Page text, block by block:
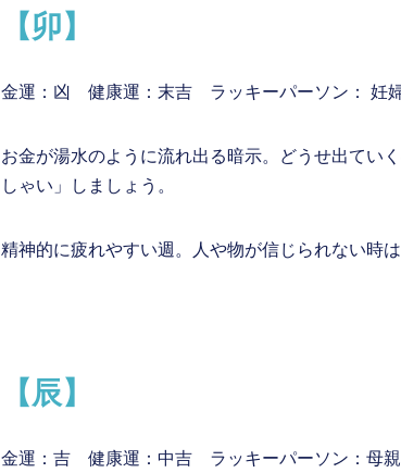
【卯】
金運：凶 健康運：末吉 ラッキーパーソン： 妊
お金が湯水のように流れ出る暗示。どうせ出てい
しゃい」しましょう。
精神的に疲れやすい週。人や物が信じられない時
【辰】
金運：吉 健康運：中吉 ラッキーパーソン：母親